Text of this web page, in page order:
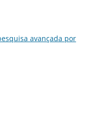
avançada por